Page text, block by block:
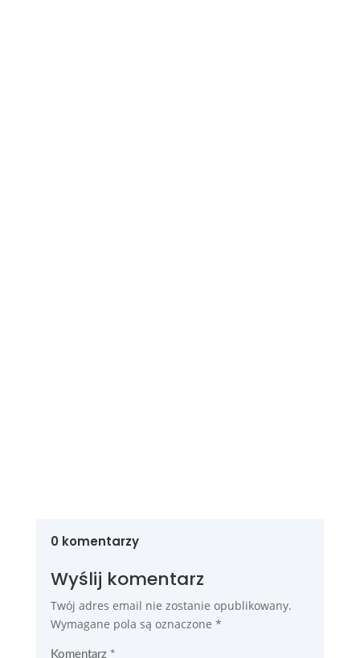
0 komentarzy
Wyślij komentarz
Twój adres email nie zostanie opublikowany.
Wymagane pola są oznaczone *
Komentarz *